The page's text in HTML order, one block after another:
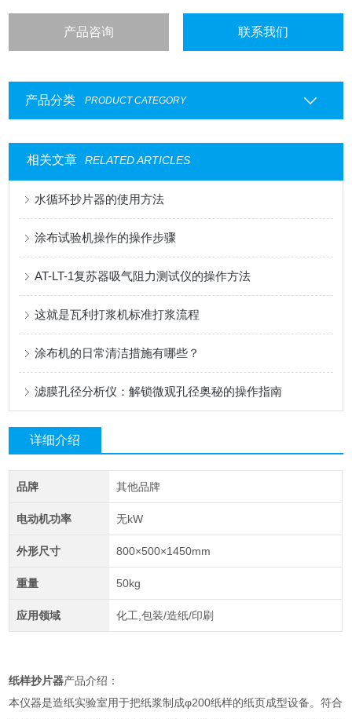
产品咨询 联系我们
产品分类 PRODUCT CATEGORY
相关文章 RELATED ARTICLES
水循环抄片器的使用方法
涂布试验机操作的操作步骤
AT-LT-1复苏器吸气阻力测试仪的操作方法
这就是瓦利打浆机标准打浆流程
涂布机的日常清洁措施有哪些？
滤膜孔径分析仪：解锁微观孔径奥秘的操作指南
详细介绍
品牌 其他品牌
电动机功率 无kW
外形尺寸 800×500×1450mm
重量 50kg
应用领域 化工,包装/造纸/印刷
纸样抄片器产品介绍：
本仪器是造纸实验室用于把纸浆制成φ200纸样的纸页成型设备。符合